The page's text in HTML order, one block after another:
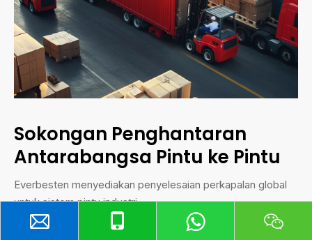
Sokongan Penghantaran
Antarabangsa Pintu ke Pintu
Everbesten menyediakan penyelesaian perkapalan global
untuk sistem pintu industri.
Kami menyokong penghantaran DDP (Delivered Duty Paid),